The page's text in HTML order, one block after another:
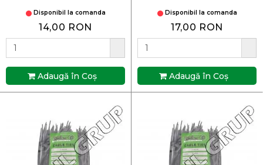
Disponibil la comanda
14,00 RON
Adaugă în Coş
Disponibil la comanda
17,00 RON
Adaugă în Coş